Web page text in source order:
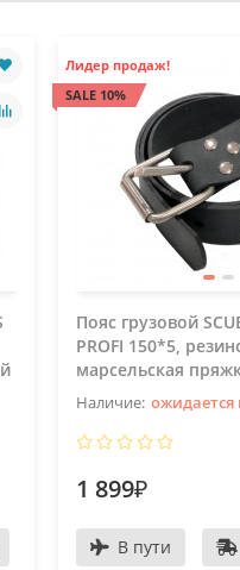
Лидер продаж!
SALE 10%
Пояс грузовой
PROFI 150*5,
марсельская
ожидается
1 899₽
В пути